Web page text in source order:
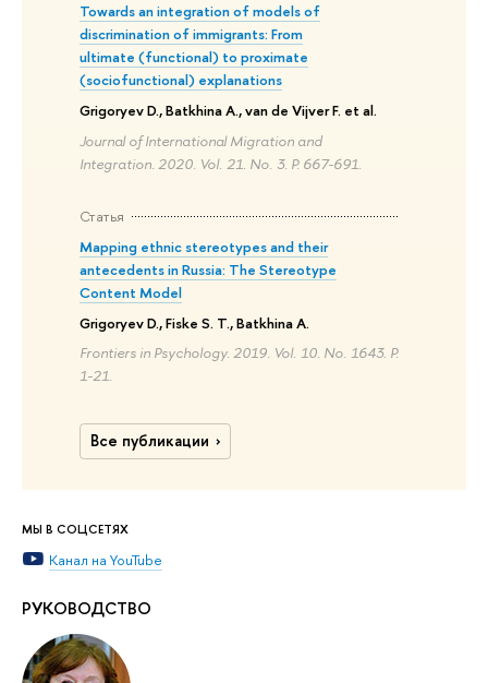
Towards an integration of models of
discrimination of immigrants: From
ultimate (functional) to proximate
(sociofunctional) explanations
Grigoryev D., Batkhina A., van de Vijver F. et al.
Journal of International Migration and
Integration. 2020. Vol. 21. No. 3. P. 667-691.
Статья
Mapping ethnic stereotypes and their
antecedents in Russia: The Stereotype
Content Model
Grigoryev D., Fiske S. T., Batkhina A.
Frontiers in Psychology. 2019. Vol. 10. No. 1643. P.
1-21.
Все публикации
МЫ В СОЦСЕТЯХ
Канал на YouTube
РУКОВОДСТВО